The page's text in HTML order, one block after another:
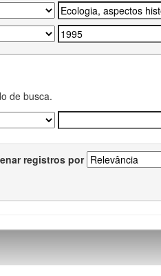
de busca.
registros por